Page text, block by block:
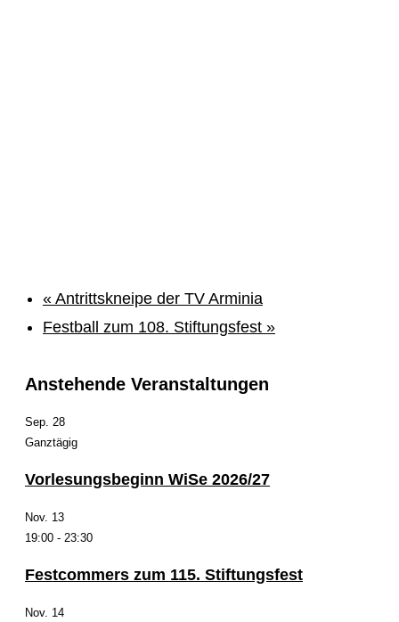
« Antrittskneipe der TV Arminia
Festball zum 108. Stiftungsfest »
Anstehende Veranstaltungen
Sep. 28
Ganztägig
Vorlesungsbeginn WiSe 2026/27
Nov. 13
19:00 - 23:30
Festcommers zum 115. Stiftungsfest
Nov. 14